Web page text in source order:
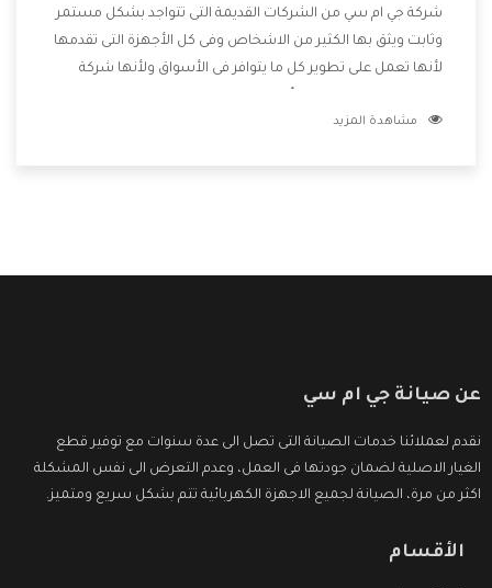
شركة جي ام سي من الشركات القديمة التى تتواجد بشكل مستمر
وثابت ويثق بها الكثير من الاشخاص وفى كل الأجهزة التى تقدمها
لأنها تعمل على تطوير كل ما يتوافر فى الأسواق ولأنها شركة
وتقدم للعملاء أقوى العروض والخصومات التى تسهل على
مشاهدة المزيد
عن صيانة جي ام سي
نقدم لعملائنا خدمات الصيانة التى تصل الى عدة سنوات مع توفير قطع
الغيار الاصلية لضمان جودتها فى العمل، وعدم التعرض الى نفس المشكلة
اكثر من مرة، الصيانة لجميع الاجهزة الكهربائية تتم بشكل سريع ومتميز.
الأقسام